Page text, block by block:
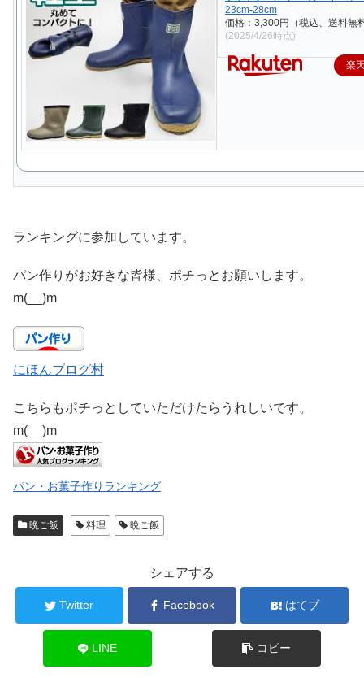
23cm-28cm
価格：3,300円（税込、送料無
(2025/4/26時点)
楽
ランキングに参加しています。
パン作りがお好きな皆様、ポチっとお願いします。
m(__)m
にほんブログ村
こちらもポチっとしていただけたらうれしいです。
m(__)m
パン・お菓子作りランキング
晩ご飯 料理 晩ご飯
シェアする
Twitter Facebook はてブ
LINE コピー